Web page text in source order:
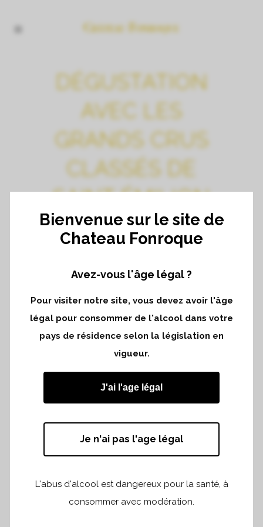
DÉGUSTATION
AVEC LES
GRANDS CRUS
CLASSÉS DE
SAINT ÉMILION
À LONDRES
C’est avec plaisir que nous vous ferons
de cette dégustation organisée par
l’Association des grands Crus Classés de
Saint-Emilion.
Vous pouvez vous inscrire via celien
Cette dégustation est organisée pour les
professionnels.
Bienvenue sur le site de
Chateau Fonroque
Avez-vous l'âge légal ?
Pour visiter notre site, vous devez avoir l'âge
légal pour consommer de l'alcool dans votre
pays de résidence selon la législation en
vigueur.
J'ai l'age légal
Je n'ai pas l'age légal
L'abus d'alcool est dangereux pour la santé, à
consommer avec modération.